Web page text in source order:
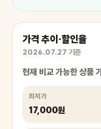
가격 추이·할인율
2026.07.27 기준
현재 비교 가능한 상품
최저가
17,000원